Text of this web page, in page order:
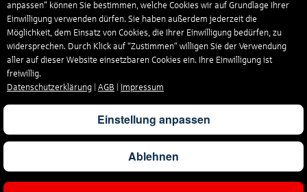
anpassen" können Sie bestimmen, welche Cookies wir auf Grundlage Ihrer
Einwilligung verwenden dürfen. Sie haben außerdem jederzeit die
Möglichkeit, dem Einsatz von Cookies, die Ihrer Einwilligung bedürfen, zu
widersprechen. Durch Klick auf “Zustimmen“ willigen Sie der Verwendung
aller auf dieser Website einsetzbaren Cookies ein. Ihre Einwilligung ist
freiwillig.
Datenschutzerklärung
AGB Impressum
Einstellung anpassen
Ablehnen